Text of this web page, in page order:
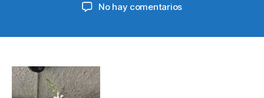
No hay comentariosen